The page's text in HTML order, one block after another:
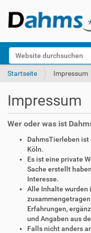
Website durchsuchen
k
Startseite Impressum
Impressum
Wer oder was ist
DahmsTierleben ist
Köln.
Es ist eine private
Sache erstellt
Interesse.
Alle Inhalte wurden
Erfahrungen,
und Angaben aus
Falls nicht anders